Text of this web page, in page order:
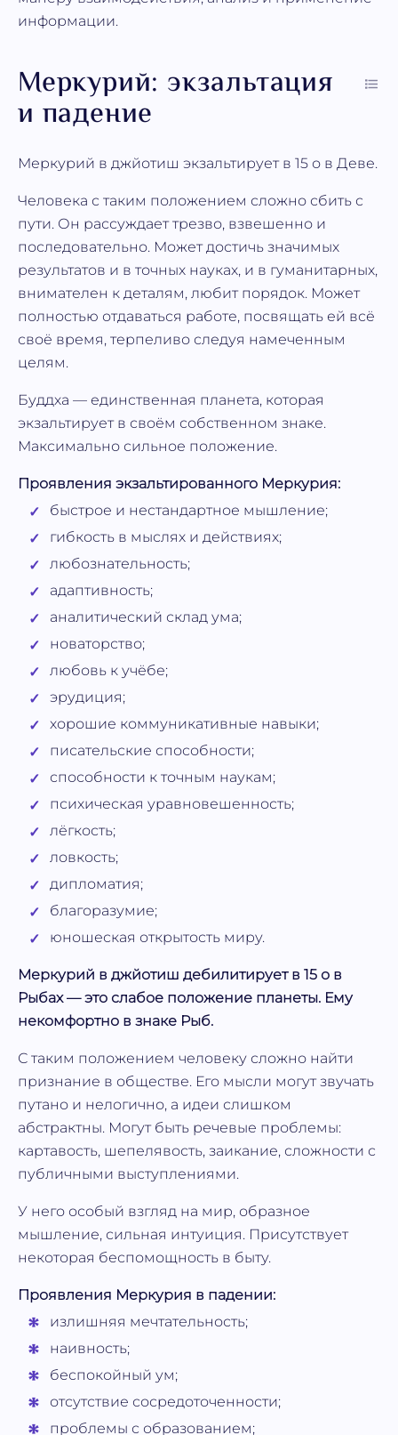
информации.
Меркурий: экзальтация
и падение
Меркурий в джйотиш экзальтирует в 15 о в Деве.
Человека с таким положением сложно сбить с
пути. Он рассуждает трезво, взвешенно и
последовательно. Может достичь значимых
результатов и в точных науках, и в гуманитарных,
внимателен к деталям, любит порядок. Может
полностью отдаваться работе, посвящать ей всё
своё время, терпеливо следуя намеченным
целям.
Буддха — единственная планета, которая
экзальтирует в своём собственном знаке.
Максимально сильное положение.
Проявления экзальтированного Меркурия:
быстрое и нестандартное мышление;
гибкость в мыслях и действиях;
любознательность;
адаптивность;
аналитический склад ума;
новаторство;
любовь к учёбе;
эрудиция;
хорошие коммуникативные навыки;
писательские способности;
способности к точным наукам;
психическая уравновешенность;
лёгкость;
ловкость;
дипломатия;
благоразумие;
юношеская открытость миру.
Меркурий в джйотиш дебилитирует в 15 о в
Рыбах — это слабое положение планеты. Ему
некомфортно в знаке Рыб.
С таким положением человеку сложно найти
признание в обществе. Его мысли могут звучать
путано и нелогично, а идеи слишком
абстрактны. Могут быть речевые проблемы:
картавость, шепелявость, заикание, сложности с
публичными выступлениями.
У него особый взгляд на мир, образное
мышление, сильная интуиция. Присутствует
некоторая беспомощность в быту.
Проявления Меркурия в падении:
излишняя мечтательность;
наивность;
беспокойный ум;
отсутствие сосредоточенности;
проблемы с образованием;